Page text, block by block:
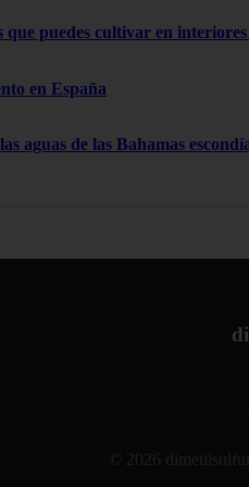
que puedes cultivar en
en España
aguas de las Bahamas
© 2026